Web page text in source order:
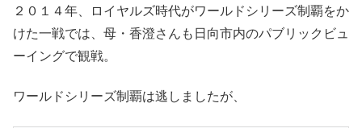
２０１４年、ロイヤルズ時代がワールドシリーズ制覇をか
けた一戦では、母・香澄さんも日向市内のパブリックビュ
ーイングで観戦。
ワールドシリーズ制覇は逃しましたが、